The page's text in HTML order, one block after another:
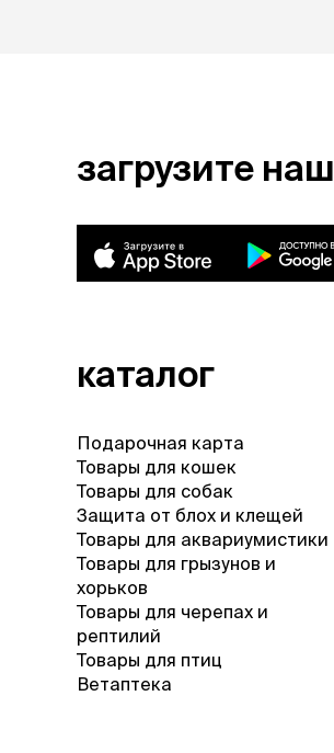
загрузите
каталог
Подарочная карта
Товары для кошек
Товары для собак
Защита от блох и клещей
Товары для аквариумистики
Товары для грызунов и
хорьков
Товары для черепах и
рептилий
Товары для птиц
Ветаптека